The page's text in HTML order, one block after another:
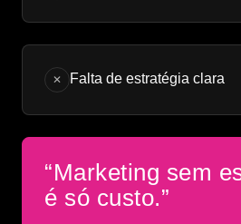
✕ Falta de estratégia clara
“Marketing sem
é só custo.”